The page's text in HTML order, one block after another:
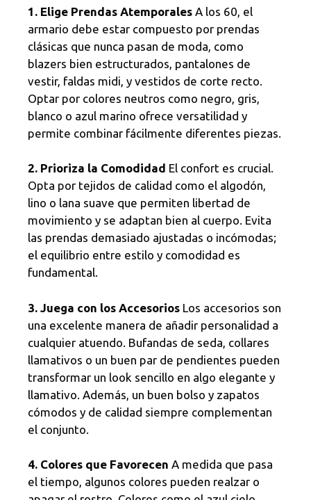
1. Elige Prendas Atemporales A los 60, el
armario debe estar compuesto por prendas
clásicas que nunca pasan de moda, como
blazers bien estructurados, pantalones de
vestir, faldas midi, y vestidos de corte recto.
Optar por colores neutros como negro, gris,
blanco o azul marino ofrece versatilidad y
permite combinar fácilmente diferentes piezas.
2. Prioriza la Comodidad El confort es crucial.
Opta por tejidos de calidad como el algodón,
lino o lana suave que permiten libertad de
movimiento y se adaptan bien al cuerpo. Evita
las prendas demasiado ajustadas o incómodas;
el equilibrio entre estilo y comodidad es
fundamental.
3. Juega con los Accesorios Los accesorios son
una excelente manera de añadir personalidad a
cualquier atuendo. Bufandas de seda, collares
llamativos o un buen par de pendientes pueden
transformar un look sencillo en algo elegante y
llamativo. Además, un buen bolso y zapatos
cómodos y de calidad siempre complementan
el conjunto.
4. Colores que Favorecen A medida que pasa
el tiempo, algunos colores pueden realzar o